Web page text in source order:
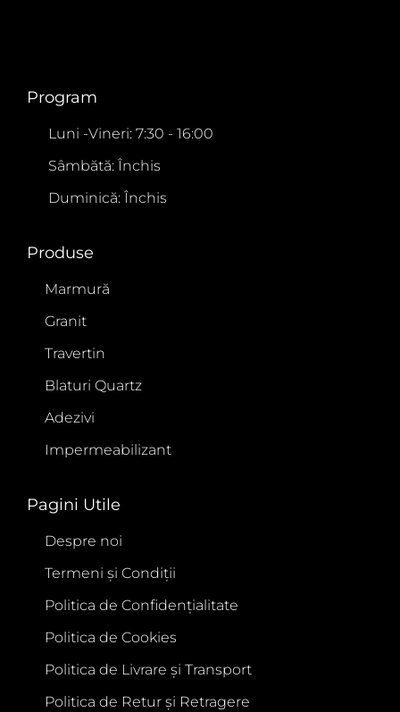
Program
Luni -Vineri: 7:30 - 16:00
Sâmbătă: Închis
Duminică: Închis
Produse
Marmură
Granit
Travertin
Blaturi Quartz
Adezivi
Impermeabilizant
Pagini Utile
Despre noi
Termeni și Condiții
Politica de Confidențialitate
Politica de Cookies
Politica de Livrare și Transport
Politica de Retur și Retragere